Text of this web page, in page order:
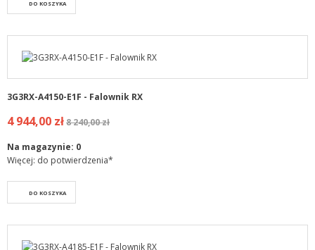
DO KOSZYKA
3G3RX-A4150-E1F - Falownik RX
4 944,00 zł8 240,00 zł
Na magazynie: 0
Więcej: do potwierdzenia*
DO KOSZYKA